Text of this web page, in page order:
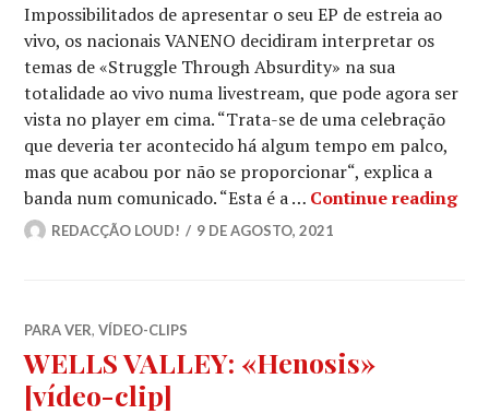
Impossibilitados de apresentar o seu EP de estreia ao
vivo, os nacionais VANENO decidiram interpretar os
temas de «Struggle Through Absurdity» na sua
totalidade ao vivo numa livestream, que pode agora ser
vista no player em cima. “Trata-se de uma celebração
que deveria ter acontecido há algum tempo em palco,
mas que acabou por não se proporcionar“, explica a
banda num comunicado. “Esta é a … Continue reading
REDACÇÃO LOUD! 9 DE AGOSTO, 2021
PARA VER,VÍDEO-CLIPS
WELLS VALLEY: «Henosis»
[vídeo-clip]